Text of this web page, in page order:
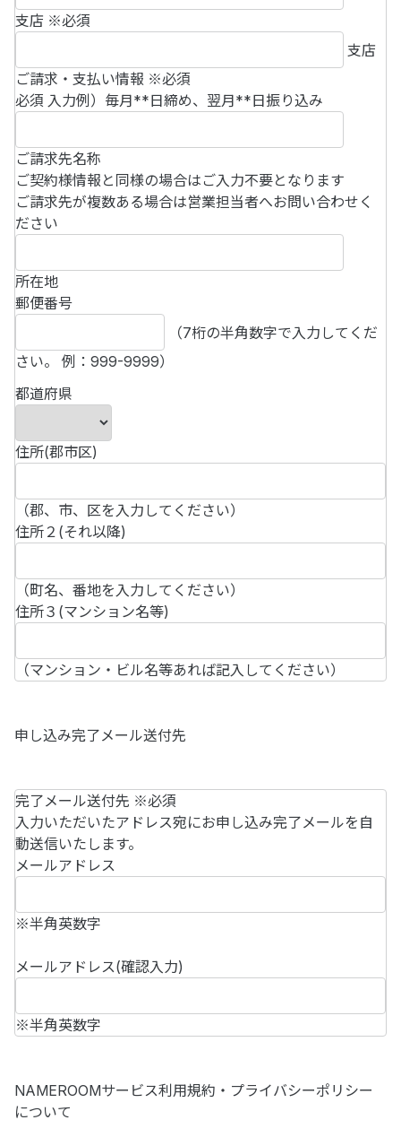
支店 ※必須
支店
ご請求・支払い情報 ※必須
必須 入力例）毎月**日締め、翌月**日振り込み
ご請求先名称
ご契約様情報と同様の場合はご入力不要となります
ご請求先が複数ある場合は営業担当者へお問い合わせく
ださい
所在地
郵便番号
（7桁の半角数字で入力してくだ
さい。 例：999-9999）
都道府県
住所(郡市区)
（郡、市、区を入力してください）
住所２(それ以降)
（町名、番地を入力してください）
住所３(マンション名等)
（マンション・ビル名等あれば記入してください）
申し込み完了メール送付先
完了メール送付先 ※必須
入力いただいたアドレス宛にお申し込み完了メールを自
動送信いたします。
メールアドレス
※半角英数字
メールアドレス(確認入力)
※半角英数字
NAMEROOMサービス利用規約・プライバシーポリシー
について